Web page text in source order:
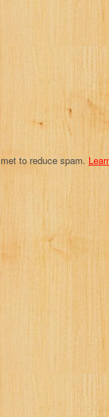
to reduce spam.